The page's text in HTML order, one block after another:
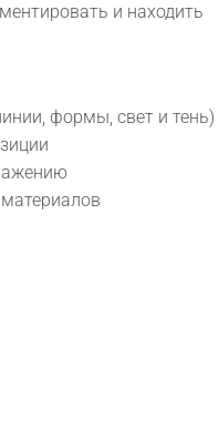
и находить
формы, свет и тень)